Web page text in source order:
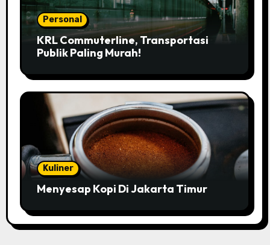
Personal
KRL Commuterline, Transportasi
Publik Paling Murah!
Kuliner
Menyesap Kopi Di Jakarta Timur